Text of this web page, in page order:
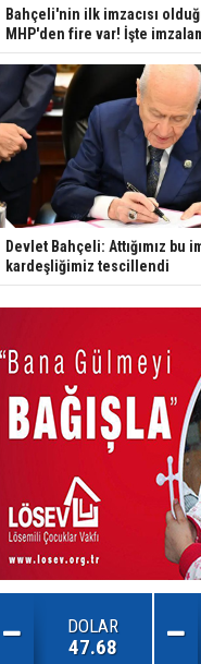
Bahçeli'nin ilk imzacısı
MHP'den fire var! İşte
Devlet Bahçeli: Attığımız bu
kardeşliğimiz tescillendi
DOLAR
47.68